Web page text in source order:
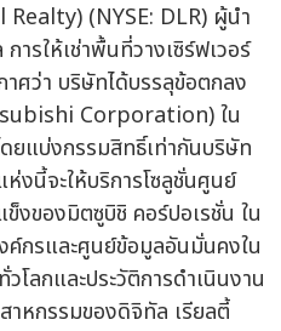
(NYSE: DLR) ผู้นำ
ารให้เช่าพื้นที่วางเซิร์ฟเวอร์
าศว่า บริษัทได้บรรลุข้อตกลง
Corporation) ใน
ยแบ่งกรรมสิทธิ์เท่ากันบริษัท
งนี้จะให้บริการโซลูชั่นศูนย์
งของมิตซูบิชิ คอร์ปอเรชั่น ใน
กรและศูนย์ข้อมูลอันมั่นคงใน
ลกและประวัติการดำเนินงาน
าหกรรมของดิจิทัล เรียลตี้